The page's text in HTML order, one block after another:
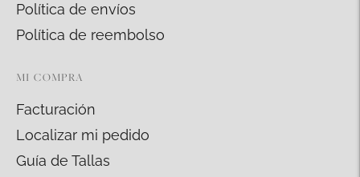
Política de envíos
Política de reembolso
MI COMPRA
Facturación
Localizar mi pedido
Guía de Tallas